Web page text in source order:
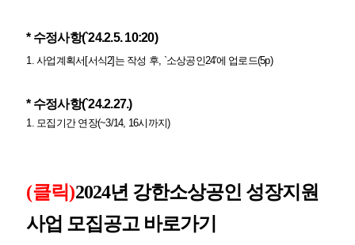
* 수정사항(`24.2.5. 10:20)
1. 사업계획서[서식2]는 작성 후, `소상공인24'에 업로드(5p)
* 수정사항(`24.2.27.)
1. 모집기간 연장(~3/14, 16시까지)
(클릭)2024년 강한소상공인 성장지원
사업 모집공고 바로가기